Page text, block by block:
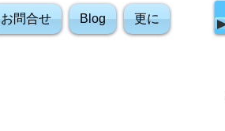
お問合せ Blog 更に